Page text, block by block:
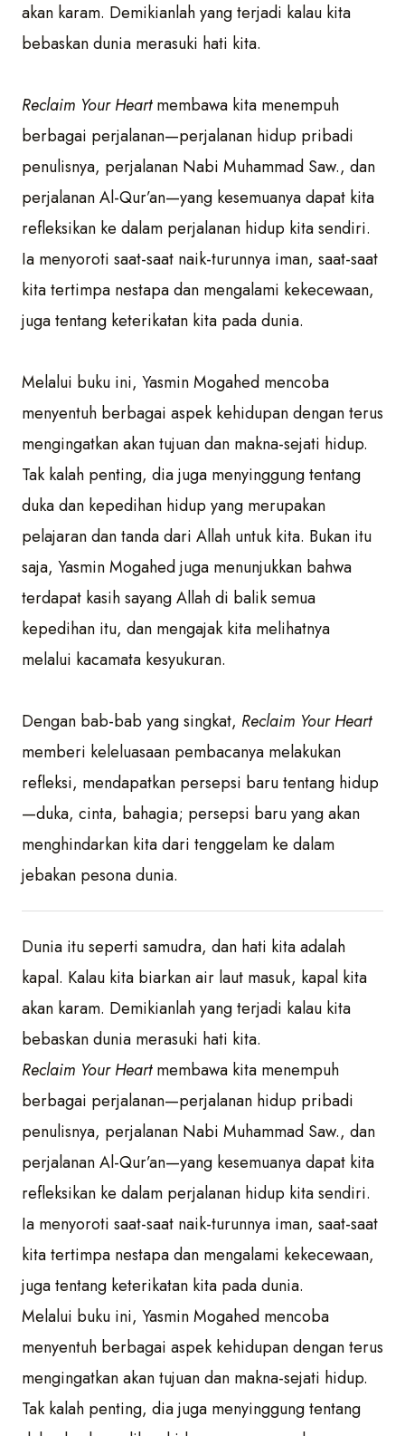
akan karam. Demikianlah yang terjadi kalau kita
bebaskan dunia merasuki hati kita.
Reclaim Your Heartmembawa kita menempuh
berbagai perjalanan—perjalanan hidup pribadi
penulisnya, perjalanan Nabi Muhammad Saw., dan
perjalanan Al-Qur’an—yang kesemuanya dapat kita
refleksikan ke dalam perjalanan hidup kita sendiri.
Ia menyoroti saat-saat naik-turunnya iman, saat-saat
kita tertimpa nestapa dan mengalami kekecewaan,
juga tentang keterikatan kita pada dunia.
Melalui buku ini, Yasmin Mogahed mencoba
menyentuh berbagai aspek kehidupan dengan terus
mengingatkan akan tujuan dan makna-sejati hidup.
Tak kalah penting, dia juga menyinggung tentang
duka dan kepedihan hidup yang merupakan
pelajaran dan tanda dari Allah untuk kita. Bukan itu
saja, Yasmin Mogahed juga menunjukkan bahwa
terdapat kasih sayang Allah di balik semua
kepedihan itu, dan mengajak kita melihatnya
melalui kacamata kesyukuran.
Dengan bab-bab yang singkat, Reclaim Your Heart
memberi keleluasaan pembacanya melakukan
refleksi, mendapatkan persepsi baru tentang hidup
—duka, cinta, bahagia; persepsi baru yang akan
menghindarkan kita dari tenggelam ke dalam
jebakan pesona dunia.
Dunia itu seperti samudra, dan hati kita adalah
kapal. Kalau kita biarkan air laut masuk, kapal kita
akan karam. Demikianlah yang terjadi kalau kita
bebaskan dunia merasuki hati kita.
Reclaim Your Heartmembawa kita menempuh
berbagai perjalanan—perjalanan hidup pribadi
penulisnya, perjalanan Nabi Muhammad Saw., dan
perjalanan Al-Qur’an—yang kesemuanya dapat kita
refleksikan ke dalam perjalanan hidup kita sendiri.
Ia menyoroti saat-saat naik-turunnya iman, saat-saat
kita tertimpa nestapa dan mengalami kekecewaan,
juga tentang keterikatan kita pada dunia.
Melalui buku ini, Yasmin Mogahed mencoba
menyentuh berbagai aspek kehidupan dengan terus
mengingatkan akan tujuan dan makna-sejati hidup.
Tak kalah penting, dia juga menyinggung tentang